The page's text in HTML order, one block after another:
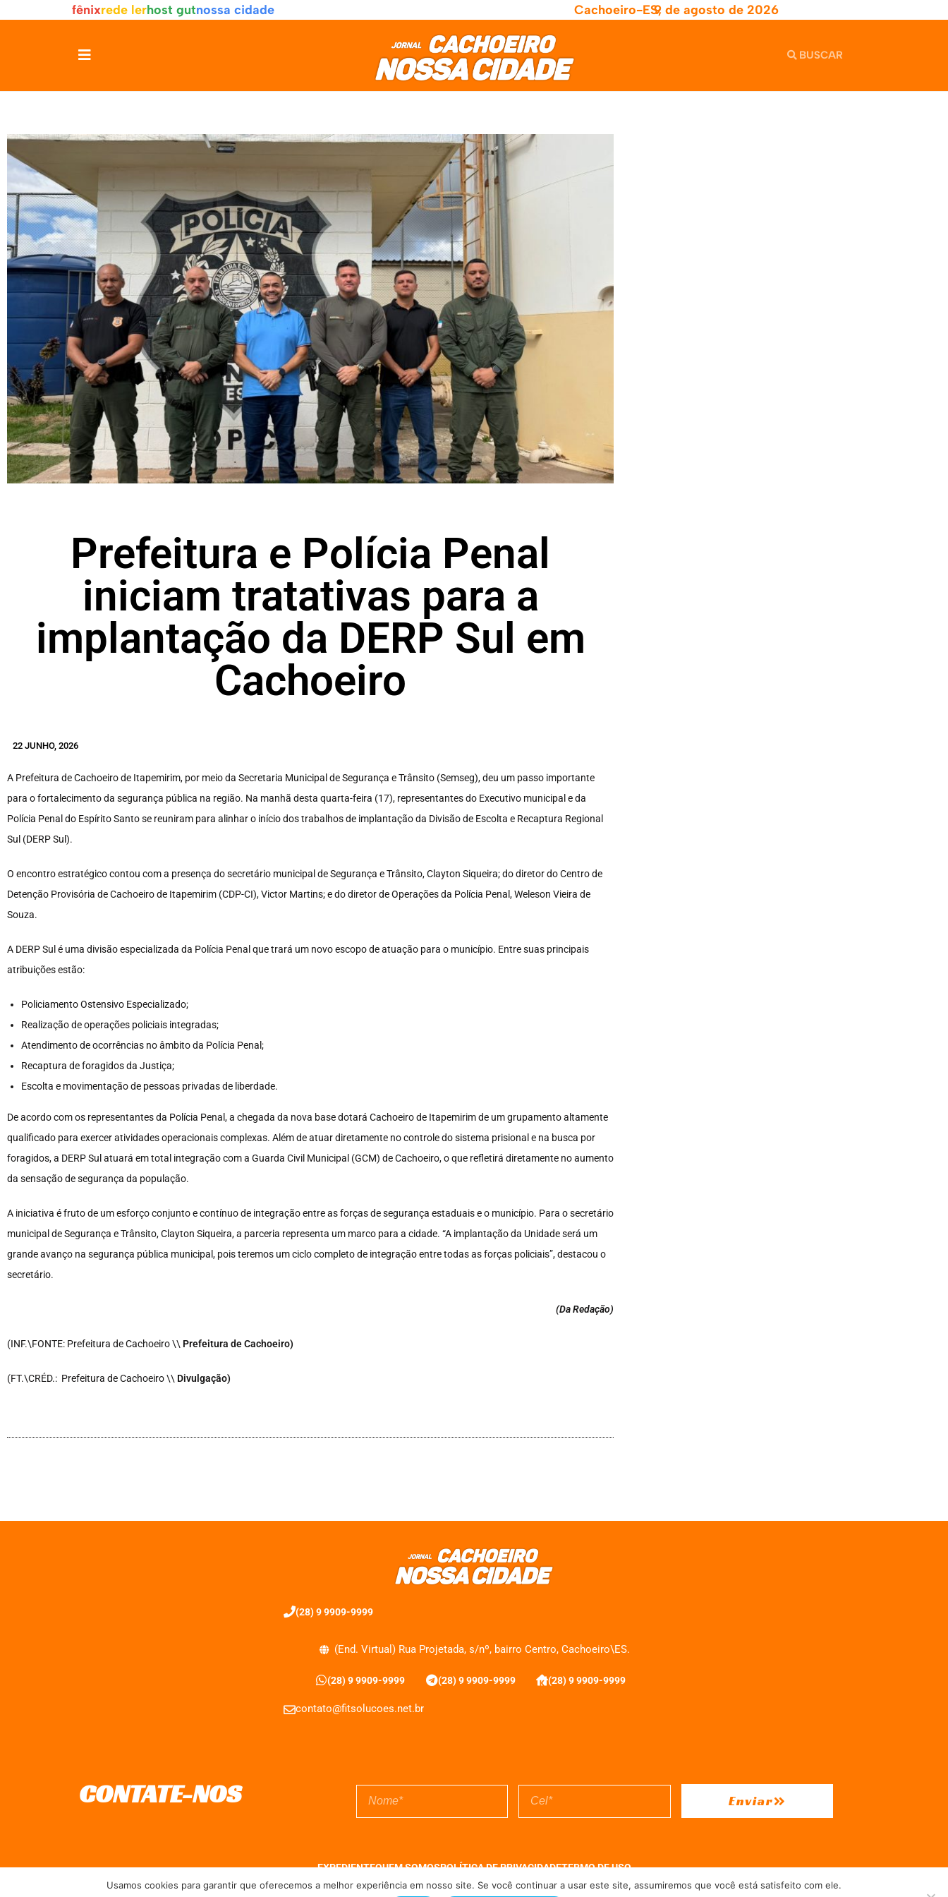
fênixrede lerhost gutnossa cidade Cachoeiro-ES,9 de agosto de 2026
Prefeitura e Polícia Penal
iniciam tratativas para a
implantação da DERP Sul em
Cachoeiro
22 JUNHO, 2026
A Prefeitura de Cachoeiro de Itapemirim, por meio da Secretaria Municipal de Segurança e Trânsito (Semseg), deu um passo importante
para o fortalecimento da segurança pública na região. Na manhã desta quarta-feira (17), representantes do Executivo municipal e da
Polícia Penal do Espírito Santo se reuniram para alinhar o início dos trabalhos de implantação da Divisão de Escolta e Recaptura Regional
Sul (DERP Sul).
O encontro estratégico contou com a presença do secretário municipal de Segurança e Trânsito, Clayton Siqueira; do diretor do Centro de
Detenção Provisória de Cachoeiro de Itapemirim (CDP-CI), Victor Martins; e do diretor de Operações da Polícia Penal, Weleson Vieira de
Souza.
A DERP Sul é uma divisão especializada da Polícia Penal que trará um novo escopo de atuação para o município. Entre suas principais
atribuições estão:
Policiamento Ostensivo Especializado;
Realização de operações policiais integradas;
Atendimento de ocorrências no âmbito da Polícia Penal;
Recaptura de foragidos da Justiça;
Escolta e movimentação de pessoas privadas de liberdade.
De acordo com os representantes da Polícia Penal, a chegada da nova base dotará Cachoeiro de Itapemirim de um grupamento altamente
qualificado para exercer atividades operacionais complexas. Além de atuar diretamente no controle do sistema prisional e na busca por
foragidos, a DERP Sul atuará em total integração com a Guarda Civil Municipal (GCM) de Cachoeiro, o que refletirá diretamente no aumento
da sensação de segurança da população.
A iniciativa é fruto de um esforço conjunto e contínuo de integração entre as forças de segurança estaduais e o município. Para o secretário
municipal de Segurança e Trânsito, Clayton Siqueira, a parceria representa um marco para a cidade. “A implantação da Unidade será um
grande avanço na segurança pública municipal, pois teremos um ciclo completo de integração entre todas as forças policiais”, destacou o
secretário.
(Da Redação)
(INF.\FONTE: Prefeitura de Cachoeiro \\ Prefeitura de Cachoeiro)
(FT.\CRÉD.: Prefeitura de Cachoeiro \\ Divulgação)
(28) 9 9909-9999
(End. Virtual) Rua Projetada, s/nº, bairro Centro, Cachoeiro\ES.
(28) 9 9909-9999 (28) 9 9909-9999 (28) 9 9909-9999
contato@fitsolucoes.net.br
CONTATE-NOS Enviar
EXPEDIENTEQUEM SOMOSPOLÍTICA DE PRIVACIDADETERMO DE USO
Usamos cookies para garantir que oferecemos a melhor experiência em nosso site. Se você continuar a usar este site, assumiremos que você está satisfeito com ele.